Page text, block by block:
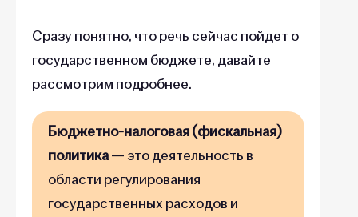
Сразу понятно, что речь сейчас пойдет о
государственном бюджете, давайте
рассмотрим подробнее.
Бюджетно-налоговая (фискальная)
политика— это деятельность в
области регулирования
государственных расходов и